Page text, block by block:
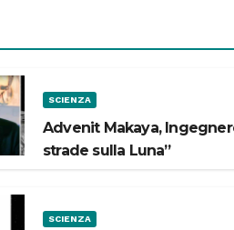
SCIENZA
Advenit Makaya,
strade sulla Luna”
SCIENZA